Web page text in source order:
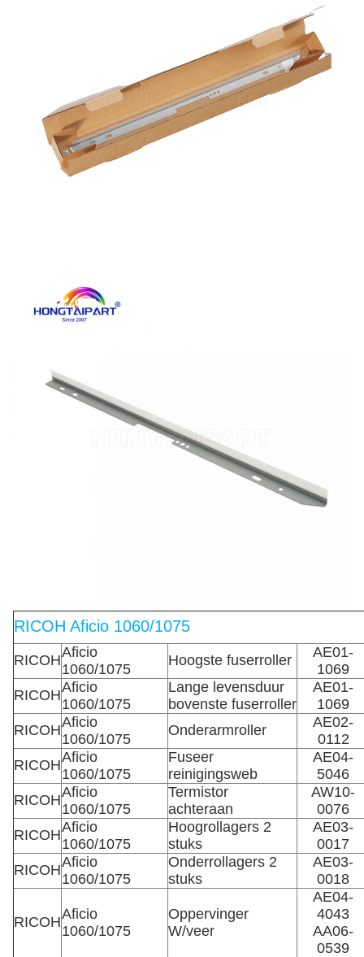
RICOH Aficio 1060/1075
RICOHAficio
1060/1075
Hoogste fuserroller
AE01-
1069
RICOHAficio
1060/1075
Lange levensduur
bovenste fuserroller
AE01-
1069
RICOHAficio
1060/1075
Onderarmroller
AE02-
0112
RICOHAficio
1060/1075
Fuseer
reinigingsweb
AE04-
5046
RICOHAficio
1060/1075
Termistor
achteraan
AW10-
0076
RICOHAficio
1060/1075
Hoogrollagers 2
stuks
AE03-
0017
RICOHAficio
1060/1075
Onderrollagers 2
stuks
AE03-
0018
RICOHAficio
1060/1075
Oppervinger
W/veer
AE04-
4043
AA06-
0539